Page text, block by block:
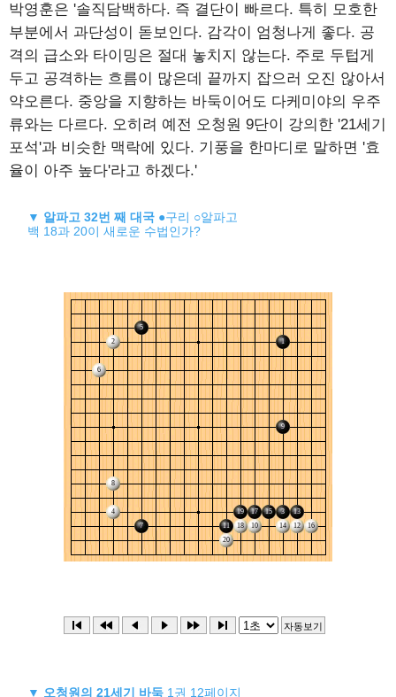
박영훈은 '솔직담백하다. 즉 결단이 빠르다. 특히 모호한
부분에서 과단성이 돋보인다. 감각이 엄청나게 좋다. 공
격의 급소와 타이밍은 절대 놓치지 않는다. 주로 두텁게
두고 공격하는 흐름이 많은데 끝까지 잡으러 오진 않아서
약오른다. 중앙을 지향하는 바둑이어도 다케미야의 우주
류와는 다르다. 오히려 예전 오청원 9단이 강의한 '21세기
포석'과 비슷한 맥락에 있다. 기풍을 한마디로 말하면 '효
율이 아주 높다'라고 하겠다.'
▼ 알파고 32번 째 대국 ●구리 ○알파고
백 18과 20이 새로운 수법인가?
▼ 오청원의 21세기 바둑 1권 12페이지